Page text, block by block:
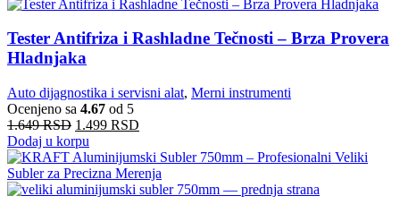
Tester Antifriza i Rashladne Tečnosti – Brza Provera
Hladnjaka
Auto dijagnostika i servisni alat, Merni instrumenti
Ocenjeno sa 4.67 od 5
1.649RSD 1.499 RSD
Dodaj u korpu